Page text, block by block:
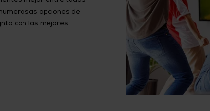
opciones de
con las mejores